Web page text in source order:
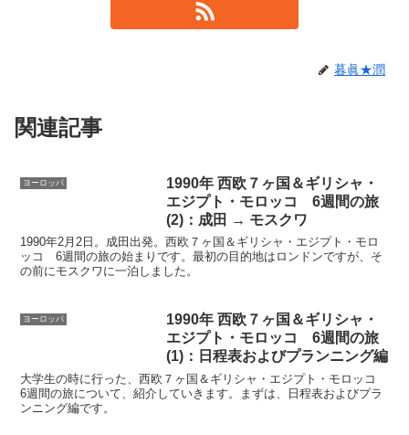
暮眞★潤
関連記事
ヨーロッパ
1990年 西欧７ヶ国＆ギリシャ・
エジプト・モロッコ 6週間の旅
(2)：成田 → モスクワ
1990年2月2日。成田出発。西欧７ヶ国＆ギリシャ・エジプト・モロ
ッコ 6週間の旅の始まりです。最初の目的地はロンドンですが、そ
の前にモスクワに一泊しました。
ヨーロッパ
1990年 西欧７ヶ国＆ギリシャ・
エジプト・モロッコ 6週間の旅
(1)：日程表およびプランニング編
大学生の時に行った、西欧７ヶ国＆ギリシャ・エジプト・モロッコ
6週間の旅について、紹介していきます。まずは、日程表およびプラ
ンニング編です。